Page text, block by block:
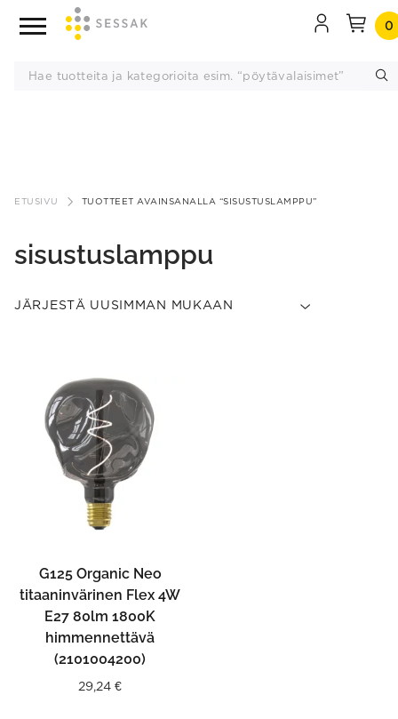
sisältöön
0
ETUSIVU TUOTTEET AVAINSANALLA “SISUSTUSLAMPPU”
sisustuslamppu
G125 Organic Neo
titaaninvärinen Flex 4W
E27 80lm 1800K
himmennettävä
(2101004200)
29,24 €